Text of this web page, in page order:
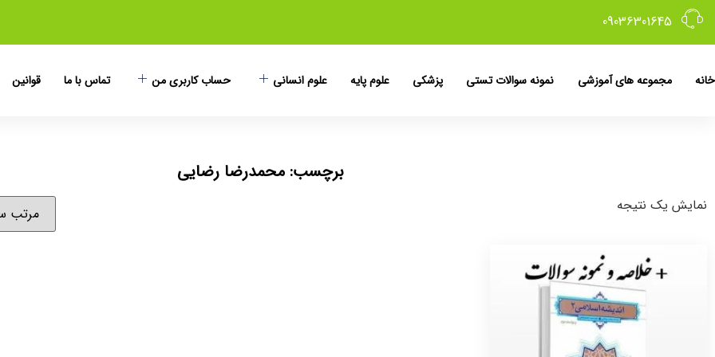
09036301645
خانه مجموعه های آموزشی نمونه سوالات تستی پزشکی علوم پایه علوم انسانی حساب کاربری من تماس با ما قوانین
برچسب: محمدرضا رضایی
نمایش یک نتیجه